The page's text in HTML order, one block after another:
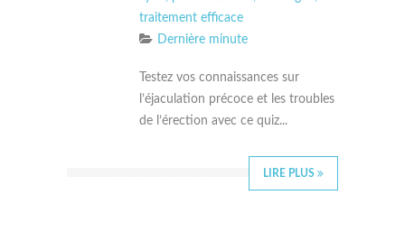
traitement efficace
Dernière minute
Testez vos connaissances sur
l’éjaculation précoce et les troubles
de l’érection avec ce quiz...
LIRE PLUS